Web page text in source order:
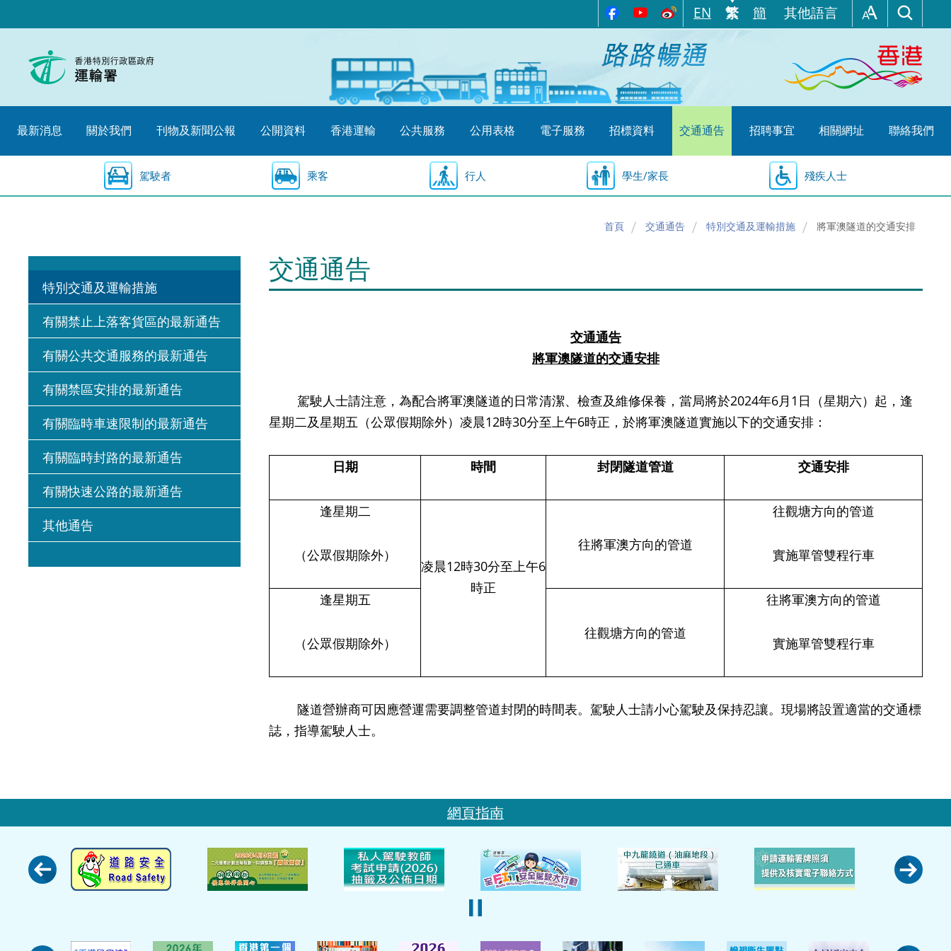
至
始
EN 繁 簡 其他語言
最新消息 關於我們 刊物及新聞公報 公開資料 香港運輸 公共服務 公用表格 電子服務 招標資料 交通通告 招聘事宜 相關網址 聯絡我們
駕駛者 乘客 行人 學生/家長 殘疾人士
首頁 交通通告 特別交通及運輸措施 將軍澳隧道的交通安排
特別交通及運輸措施
有關禁止上落客貨區的最新通告
有關公共交通服務的最新通告
有關禁區安排的最新通告
有關臨時車速限制的最新通告
有關臨時封路的最新通告
有關快速公路的最新通告
其他通告
交通通告
交通通告
將軍澳隧道的交通安排
駕駛人士請注意，為配合將軍澳隧道的日常清潔、檢查及維修保養，當局將於2024年6月 1 日（星期六）起，逢
星期二及星期五（公眾假期除外）凌晨12時30分至上午6時正，於將軍澳隧道實施以下的交通安排：
日期 時間 封閉隧道管道 交通安排
逢星期二
（公眾假期除外）
凌晨12時30分至上午6
時正
往將軍澳方向的管道
往觀塘方向的管道
實施單管雙程行車
逢星期五
（公眾假期除外）
往觀塘方向的管道
往將軍澳方向的管道
實施單管雙程行車
隧道營辦商可因應營運需要調整管道封閉的時間表。駕駛人士請小心駕駛及保持忍讓。現場將設置適當的交通標
誌，指導駕駛人士。
網頁指南